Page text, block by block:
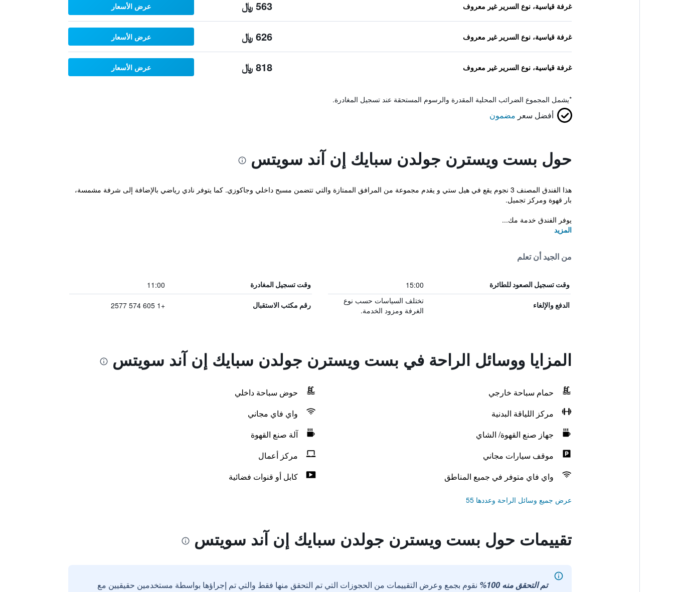
غرفة قياسية، نوع السرير غير معروف 563 ﷼ عرض الأسعار
غرفة قياسية، نوع السرير غير معروف 626 ﷼ عرض الأسعار
غرفة قياسية، نوع السرير غير معروف 818 ﷼ عرض الأسعار
*يشمل المجموع الضرائب المحلية المقدرة والرسوم المستحقة عند تسجيل المغادرة.
أفضل سعر مضمون
حول بست ويسترن جولدن سبايك إن آند سويتس
هذا الفندق المصنف 3 نجوم يقع في هيل ستي و يقدم مجموعة من المرافق الممتازة والتي تتضمن مسبح داخلي وجاكوزي. كما يتوفر نادي رياضي بالإضافة إلى شرفة مشمسة،
بار قهوة ومركز تجميل.
يوفر الفندق خدمة مك...
المزيد
من الجيد أن تعلم
وقت تسجيل الصعود للطائرة 15:00 وقت تسجيل المغادرة 11:00
الدفع والإلغاء
تختلف السياسات حسب نوع
الغرفة ومزود الخدمة.
رقم مكتب الاستقبال +1 605 574 2577
المزايا ووسائل الراحة في بست ويسترن جولدن سبايك إن آند سويتس
حمام سباحة خارجي
حوض سباحة داخلي
مركز اللياقة البدنية
واي فاي مجاني
جهاز صنع القهوة/ الشاي
آلة صنع القهوة
موقف سيارات مجاني
مركز أعمال
واي فاي متوفر في جميع المناطق
كابل أو قنوات فضائية
عرض جميع وسائل الراحة وعددها 55
تقييمات حول بست ويسترن جولدن سبايك إن آند سويتس
تم التحقق منه 100%
نقوم بجمع وعرض التقييمات من الحجوزات التي تم التحقق منها فقط والتي تم إجراؤها بواسطة مستخدمين حقيقيين مع